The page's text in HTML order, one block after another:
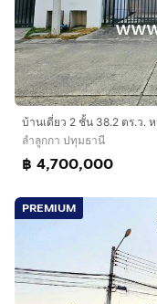
ลำลูกกา ปทุมธานี
฿ 4,700,000
PREMIUM